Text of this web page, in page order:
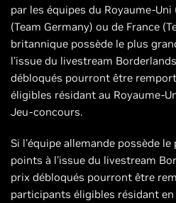
par les équipes du Royaume-Uni
(Team Germany) ou de France
britannique possède le plus
l'issue du livestream
débloqués pourront être
éligibles résidant au Royaume-
Jeu-concours.
Si l'équipe allemande possède
points à l'issue du livestream
prix débloqués pourront être
participants éligibles résidant